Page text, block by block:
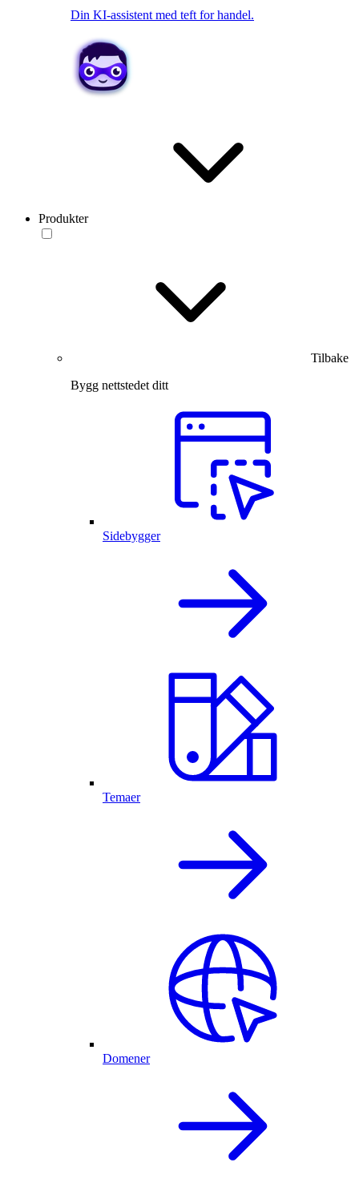
Din KI-assistent med teft for handel.
Produkter
Tilbake
Bygg nettstedet ditt
Sidebygger
Temaer
Domener